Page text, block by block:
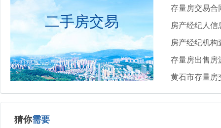
二手房交易
存量房交易合
房产经纪人信
房产经纪机构
存量房出售房
黄石市存量房
猜你需要